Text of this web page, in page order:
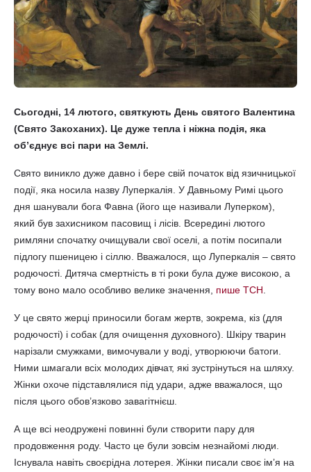
Сьогодні, 14 лютого, святкують День святого Валентина
(Свято Закоханих). Це дуже тепла і ніжна подія, яка
об’єднує всі пари на Землі.
Свято виникло дуже давно і бере свій початок від язичницької
події, яка носила назву Луперкалія. У Давньому Римі цього
дня шанували бога Фавна (його ще називали Луперком),
який був захисником пасовищ і лісів. Всередині лютого
римляни спочатку очищували свої оселі, а потім посипали
підлогу пшеницею і сіллю. Вважалося, що Луперкалія – свято
родючості. Дитяча смертність в ті роки була дуже високою, а
тому воно мало особливо велике значення, пише ТСН
У це свято жерці приносили богам жертв, зокрема, кіз (для
родючості) і собак (для очищення духовного). Шкіру тварин
нарізали смужками, вимочували у воді, утворюючи батоги.
Ними шмагали всіх молодих дівчат, які зустрінуться на шляху.
Жінки охоче підставлялися під удари, адже вважалося, що
після цього обов’язково завагітнієш.
А ще всі неодружені повинні були створити пару для
продовження роду. Часто це були зовсім незнайомі люди.
Існувала навіть своєрідна лотерея. Жінки писали своє ім’я на